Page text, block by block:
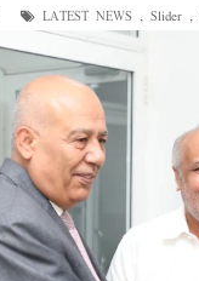
LATEST NEWS , Slider ,